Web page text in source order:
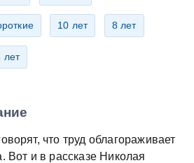
10 лет 8 лет
лет
что труд облагораживает
Вот и в рассказе Николая